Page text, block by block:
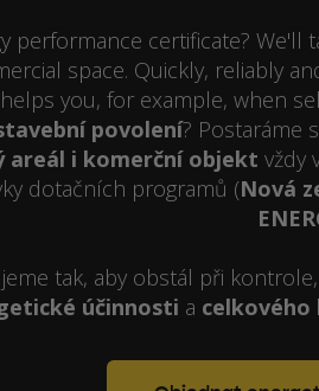
performance certificate?
space. Quickly, reliably
you, for example, when
povolení? Postaráme
areál i komerční objekt vždy
dotačních programů (Nová
tak, aby obstál při
účinnosti a celkového